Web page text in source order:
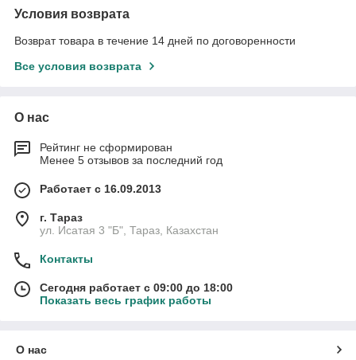
Условия возврата
Возврат товара в течение 14 дней по договоренности
Все условия возврата
О нас
Рейтинг не сформирован
Менее 5 отзывов за последний год
Работает с 16.09.2013
г. Тараз
ул. Исатая 3 "Б", Тараз, Казахстан
Контакты
Сегодня работает с 09:00 до 18:00
Показать весь график работы
О нас